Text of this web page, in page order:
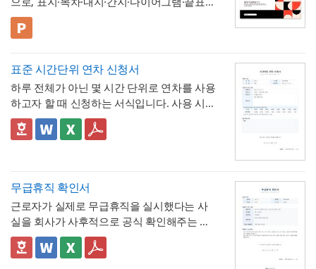
로 구성된 비즈니스 프레젠테이션 템플릿입
니다. 코럴 레드·블랙·크림 컬러와 원형 그래
딱딱하지 않으면서도 세련된 느낌으로 정보
를 전달할 수 있도록 디자인되었습니다. 밝고
경쾌한 톤으로 구성되어 있어 신입 구성원을
대상으로 하는 자료에 특히 잘 어울리며, 신입
생·신입사원 실무교육 안내 자료부터 오리엔
테이션 자료, 사내 교육 매뉴얼, 스터디·워크
안내, 기업의 신입사원 온보딩 자료, 동아리·
학회의 오리엔테이션 자료, 교육기관의 커리
큘럼 소개 등 실무에 필요한 내용을 효과적으
로 정리할 수 있으며, 대학교·기업 인사팀·교
육기관·동아리 및 학회 등 다양한 분야에서 활
💡 사용 꿀팁
입사원 온보딩 자료, 오리엔테이션 자료, 워크
숍 안내서 등으로 다양하게 활용할 수 있습니
다.
▪️ 다이어그램 페이지를 활용하면 교육 커리큘
럼, 진행 일정, 단계별 프로세스 등을 한눈에
보기 쉽게 정리할 수 있습니다.
▪️ 문구와 이미지 교체만으로 대학 신입생 가이
드북, 사내 교육 자료, 동아리 소개 자료 등 다
양한 주제로 응용 가능합니다.
▪️ 코럴 레드와 블랙의 경쾌한 컬러 조합 덕분
* 해당 템플릿에 사용된 폰트는 [ Pretendard
] 입니다.
폰트가 없을 경우 기본 폰트로 보입니다.
* 폰트는 따로 제공되지 않으므로 다운로드
및 변경하여 사용하시기 바랍니다.
표준 시간단위 연차 신청서
하루 전체가 아닌 몇 시간 단위로 연차를 사용
하고자 할 때 신청하는 서식입니다. 사용 시간
을 연차 일수로 환산하는 기준표를 계약서 자
체에 포함하고 있어, 신청자와 승인자 모두 몇
✅ 이 서식의 구성 특징
며칠에 해당하는지"를 신청서 자체에서 바로
계산·검증 가능
- 사용시간을 "14:00~16:00(총 2시간)"처럼
시작·종료 시각과 총 시간을 함께 기재하도록
해, 반차보다 세분화된 시간 단위로 병원 진
료, 관공서 방문 등 짧은 용무에 유연하게 대
응
- "회사의 소정근로시간에 따라 차감기준은
달라질 수 있음"이라는 단서를 명시해, 하루 8
시간 근무가 아닌 사업장에서도 환산 기준을
조정해 적용할 수 있음을 안내
- 업무 특이사항란을 별도로 두어, 시간단위
연차 사용으로 인해 발생할 수 있는 업무 공백
무급휴직 확인서
근로자가 실제로 무급휴직을 실시했다는 사
실을 회사가 사후적으로 공식 확인해주는 증
명서입니다. 휴직원(신청서)이 사전 승인 절차
를 위한 문서라면, 이 확인서는 이미 실시된
📣 이 서식의 구성 특징